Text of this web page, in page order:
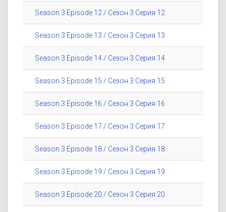
Season 3 Episode 12 / Сезон 3 Серия 12
Season 3 Episode 13 / Сезон 3 Серия 13
Season 3 Episode 14 / Сезон 3 Серия 14
Season 3 Episode 15 / Сезон 3 Серия 15
Season 3 Episode 16 / Сезон 3 Серия 16
Season 3 Episode 17 / Сезон 3 Серия 17
Season 3 Episode 18 / Сезон 3 Серия 18
Season 3 Episode 19 / Сезон 3 Серия 19
Season 3 Episode 20 / Сезон 3 Серия 20